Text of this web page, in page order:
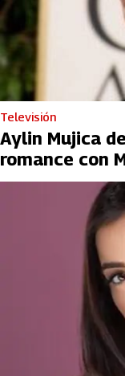
Televisión
Aylin Mujica
romance con